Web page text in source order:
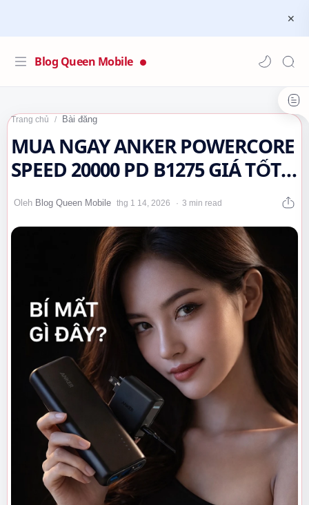
Blog Queen Mobile
Trang chủ Bài đăng
MUA NGAY ANKER POWERCORE
SPEED 20000 PD B1275 GIÁ TỐT
NHẤT TẠI QUEEN MOBILE 🌿🤔
3 min read